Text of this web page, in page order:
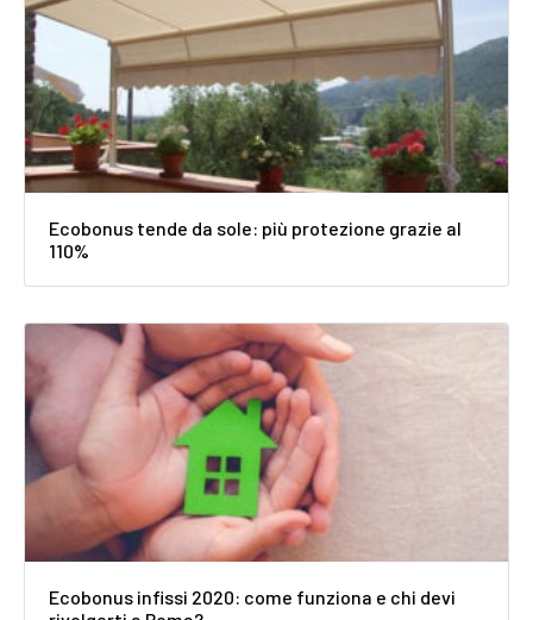
Ecobonus tende da sole: più protezione grazie al
110%
Ecobonus infissi 2020: come funziona e chi devi